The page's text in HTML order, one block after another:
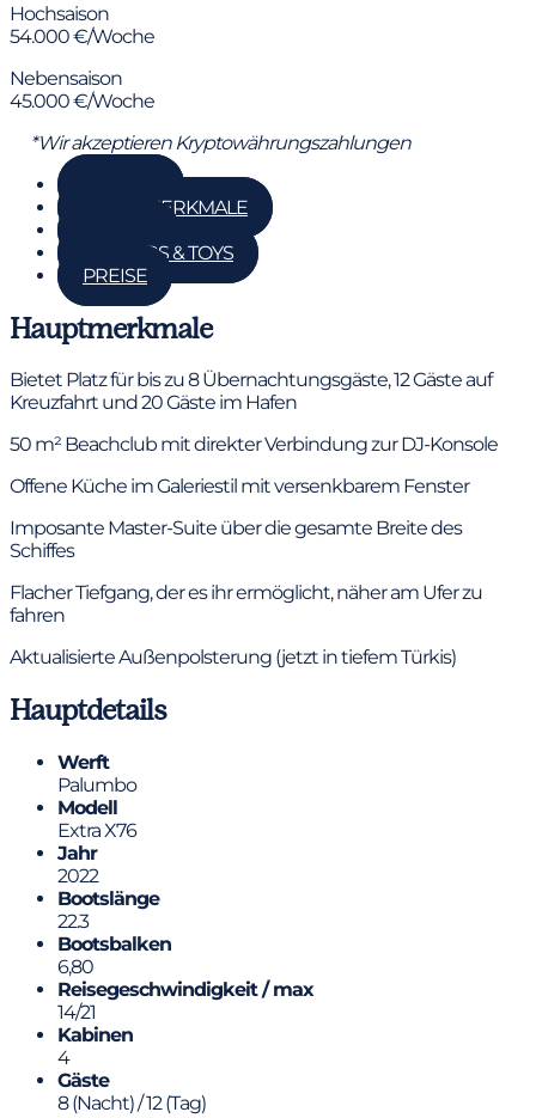
Hochsaison
54.000 €/Woche
Nebensaison
45.000 €/Woche
*Wir akzeptieren Kryptowährungszahlungen
HAUPTMERKMALE
TENDERS & TOYS
PREISE
Hauptmerkmale
Bietet Platz für bis zu 8 Übernachtungsgäste, 12 Gäste auf
Kreuzfahrt und 20 Gäste im Hafen
50 m² Beachclub mit direkter Verbindung zur DJ-Konsole
Offene Küche im Galeriestil mit versenkbarem Fenster
Imposante Master-Suite über die gesamte Breite des
Schiffes
Flacher Tiefgang, der es ihr ermöglicht, näher am Ufer zu
fahren
Aktualisierte Außenpolsterung (jetzt in tiefem Türkis)
Hauptdetails
Werft
Palumbo
Modell
Extra X76
Jahr
2022
Bootslänge
22.3
Bootsbalken
6,80
Reisegeschwindigkeit / max
14/21
Kabinen
4
Gäste
8 (Nacht) / 12 (Tag)